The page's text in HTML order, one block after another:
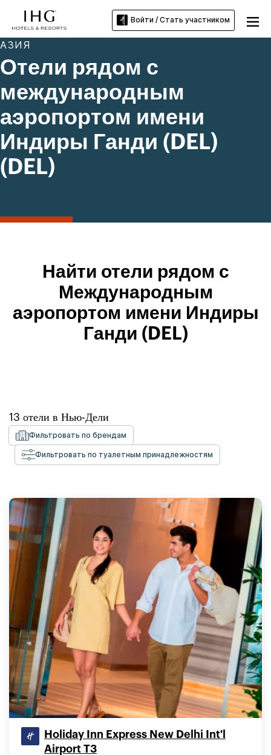
Войти / Стать участником
АЗИЯ
Отели рядом с
международным
аэропортом имени
Индиры Ганди (DEL)
(DEL)
Найти отели рядом с
Международным
аэропортом имени Индиры
Ганди (DEL)
13 отели в Нью-Дели
Фильтровать по брендам
Фильтровать по туалетным принадлежностям
Holiday Inn Express New Delhi Int'l
Airport T3